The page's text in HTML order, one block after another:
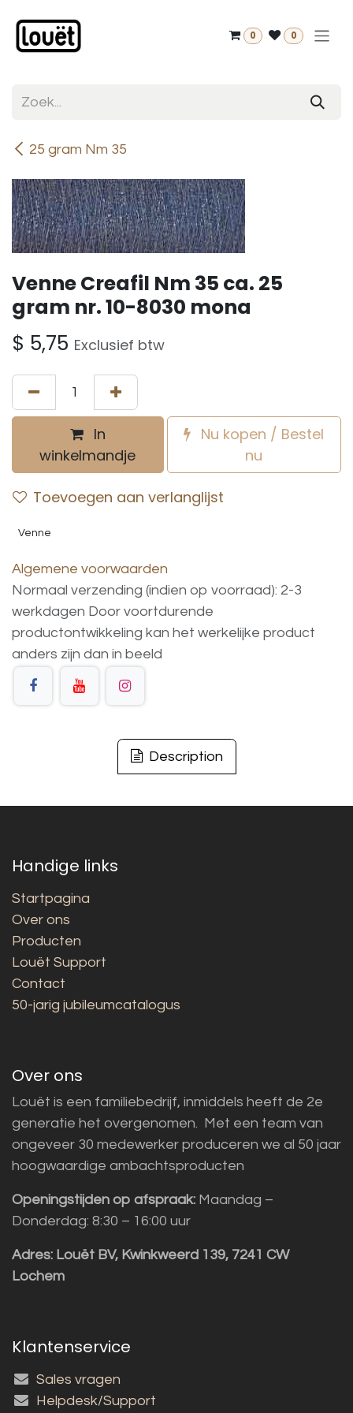
0 0
25 gram Nm 35
Venne Creafil Nm 35 ca. 25
gram nr. 10-8030 mona
$ 5,75 Exclusief btw
In
winkelmandje
Nu kopen / Bestel
nu
Toevoegen aan verlanglijst
Venne
Algemene voorwaarden
Normaal verzending (indien op voorraad): 2-3
werkdagen Door voortdurende
productontwikkeling kan het werkelijke product
anders zijn dan in beeld
Description
Handige links
Startpagina
Over ons
Producten
Louët Support
Contact
50-jarig jubileumcatalogus
Over ons
Louët is een familiebedrijf, inmiddels heeft de 2e
generatie het overgenomen. Met een team van
ongeveer 30 medewerker produceren we al 50 jaar
hoogwaardige ambachtsproducten
Openingstijden op afspraak: Maandag –
Donderdag: 8:30 – 16:00 uur
Adres: Louët BV, Kwinkweerd 139, 7241 CW
Lochem
Klantenservice
Sales vragen
Helpdesk/Support